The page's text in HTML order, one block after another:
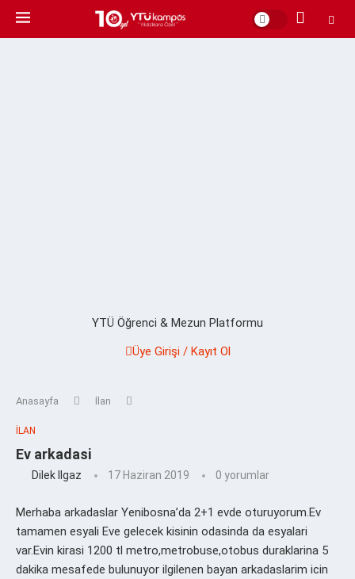
YTÜ Öğrenci & Mezun Platformu
Üye Girişi / Kayıt Ol
Anasayfa İlan
İLAN
Ev arkadasi
Dilek Ilgaz 17 Haziran 2019 0 yorumlar
Merhaba arkadaslar Yenibosna’da 2+1 evde oturuyorum.Ev
tamamen esyali Eve gelecek kisinin odasinda da esyalari
var.Evin kirasi 1200 tl metro,metrobuse,otobus duraklarina 5
dakika mesafede bulunuyor ilgilenen bayan arkadaslarim icin